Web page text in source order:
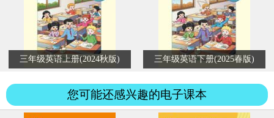
三年级英语上册(2024秋版) 三年级英语下册(2025春版)
您可能还感兴趣的电子课本